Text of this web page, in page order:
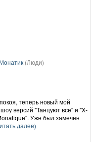
(Люди)
теперь новый мой
версий "Танцуют все" и "Х-
Уже был замечен
далее)